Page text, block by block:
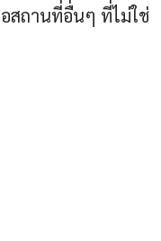
สถานที่อื่นๆ ที่ไม่ใช่